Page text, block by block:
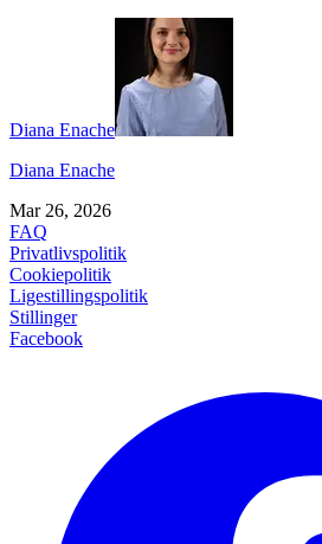
Diana Enache
Diana Enache
Mar 26, 2026
FAQ
Privatlivspolitik
Cookiepolitik
Ligestillingspolitik
Stillinger
Facebook